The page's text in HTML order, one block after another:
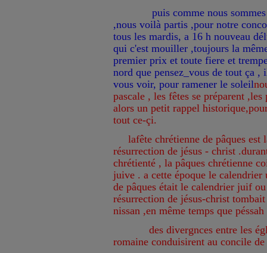
puis comme nous
,nous voilà partis ,pour notre
tous les mardis, a 16 h nouveau
qui c'est mouiller ,toujours la
premier prix et toute fiere et
nord que pensez_vous de tout ça
vous voir, pour ramener le soleil
pascale , les fêtes se préparent
alors un petit rappel
tout ce-çi.
lafête chrétienne de pâques est
résurrection de jésus - christ
chrétienté , la pâques chrétienne
juive . a cette époque le
de pâques était le calendrier juif
résurrection de jésus-christ
nissan ,en même temps que
des divergnces entre les
romaine conduisirent au concile